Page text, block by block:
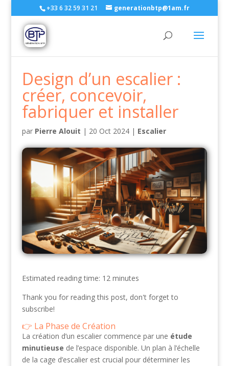
+33 6 32 59 31 21 generationbtp@1am.fr
Design d’un escalier :
créer, concevoir,
fabriquer et installer
par Pierre Alouit | 20 Oct 2024| Escalier
Estimated reading time: 12 minutes
Thank you for reading this post, don't forget to
subscribe!
La Phase de Création
La création d’un escalier commence par une étude
minutieuse de l’espace disponible. Un plan à l’échelle
de la cage d’escalier est crucial pour déterminer les